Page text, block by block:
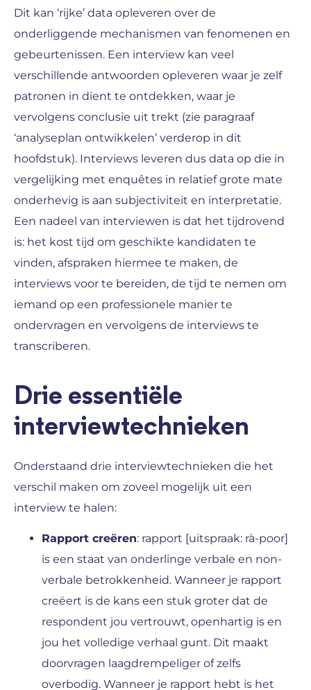
Dit kan ‘rijke’ data opleveren over de
onderliggende mechanismen van fenomenen en
gebeurtenissen. Een interview kan veel
verschillende antwoorden opleveren waar je zelf
patronen in dient te ontdekken, waar je
vervolgens conclusie uit trekt (zie paragraaf
‘analyseplan ontwikkelen’ verderop in dit
hoofdstuk). Interviews leveren dus data op die in
vergelijking met enquêtes in relatief grote mate
onderhevig is aan subjectiviteit en interpretatie.
Een nadeel van interviewen is dat het tijdrovend
is: het kost tijd om geschikte kandidaten te
vinden, afspraken hiermee te maken, de
interviews voor te bereiden, de tijd te nemen om
iemand op een professionele manier te
ondervragen en vervolgens de interviews te
transcriberen.
Drie essentiële
interviewtechnieken
Onderstaand drie interviewtechnieken die het
verschil maken om zoveel mogelijk uit een
interview te halen:
Rapport creëren: rapport [uitspraak: rà-poor]
is een staat van onderlinge verbale en non-
verbale betrokkenheid. Wanneer je rapport
creëert is de kans een stuk groter dat de
respondent jou vertrouwt, openhartig is en
jou het volledige verhaal gunt. Dit maakt
doorvragen laagdrempeliger of zelfs
overbodig. Wanneer je rapport hebt is het